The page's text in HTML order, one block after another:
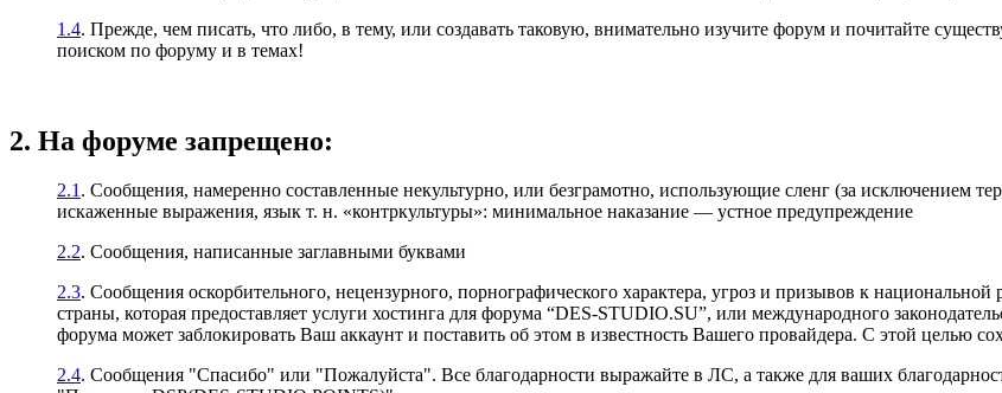
1.4. Прежде, чем писать, что либо, в тему, или создавать таковую, внимательно изучите форум и почитайте
поиском по форуму и в темах!
2. На форуме запрещено:
2.1. Сообщения, намеренно составленные некультурно, или безграмотно, использующие сленг (за исключением
искаженные выражения, язык т. н. «контркультуры»: минимальное наказание — устное предупреждение
2.2. Сообщения, написанные заглавными буквами
2.3. Сообщения оскорбительного, нецензурного, порнографического характера, угроз и призывов к
страны, которая предоставляет услуги хостинга для форума “DES-STUDIO.SU”, или международного
форума может заблокировать Ваш аккаунт и поставить об этом в известность Вашего провайдера. С этой целью
2.4. Сообщения "Спасибо" или "Пожалуйста". Все благодарности выражайте в ЛС, а также для ваших